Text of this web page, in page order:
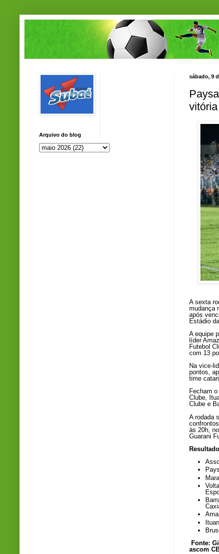
sábado, 9
A sexta
mudança
após
Estádio
A equipe
líder
Futebol
com 13
Na vice-
pontos,
time
Fecham
Clube,
Clube e
A rodada
às 20h,
Guarani
Fonte:
ascom
Arquivo do blog